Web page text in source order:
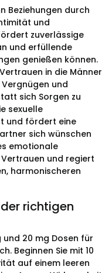
Beziehungen durch
und
zuverlässige
und erfüllende
genießen können.
in die Männer
und
sich Sorgen zu
sexuelle
und fördert eine
sich wünschen
emotionale
und regiert
harmonischeren
richtigen
und 20 mg Dosen für
Beginnen Sie mit 10
auf einem leeren